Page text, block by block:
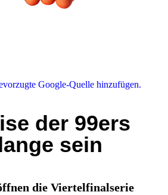
Google-Quelle hinzufügen.
der 99ers
sein
die Viertelfinalserie